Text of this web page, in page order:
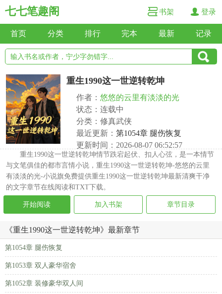
七七笔趣阁 书架 登录
首页 分类 排行 完本 最新 记录
重生1990这一世逆转乾坤
作者： 悠悠的云里有淡淡的光
状态：连载中
分类：修真武侠
最近更新： 第1054章 腿伤恢复
更新时间：2026-08-07 06:52:57
重生1990这一世逆转乾坤情节跌宕起伏、扣人心弦，是一本情节
与文笔俱佳的都市言情小说，重生1990这一世逆转乾坤-悠悠的云里
有淡淡的光-小说旗免费提供重生1990这一世逆转乾坤最新清爽干净
的文字章节在线阅读和TXT下载。
开始阅读 加入书架 章节目录
《重生1990这一世逆转乾坤》最新章节
第1054章 腿伤恢复
第1053章 双人豪华宿舍
第1052章 装修豪华双人间